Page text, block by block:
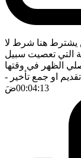
يشترط هنا شرط لا
التي تعصيت سبيل
الظهر في وقتها
او جمع تأخير -
00:04:13ضَ